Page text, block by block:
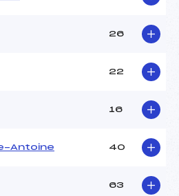
80.1500
26
22
16
Antoine 40
63